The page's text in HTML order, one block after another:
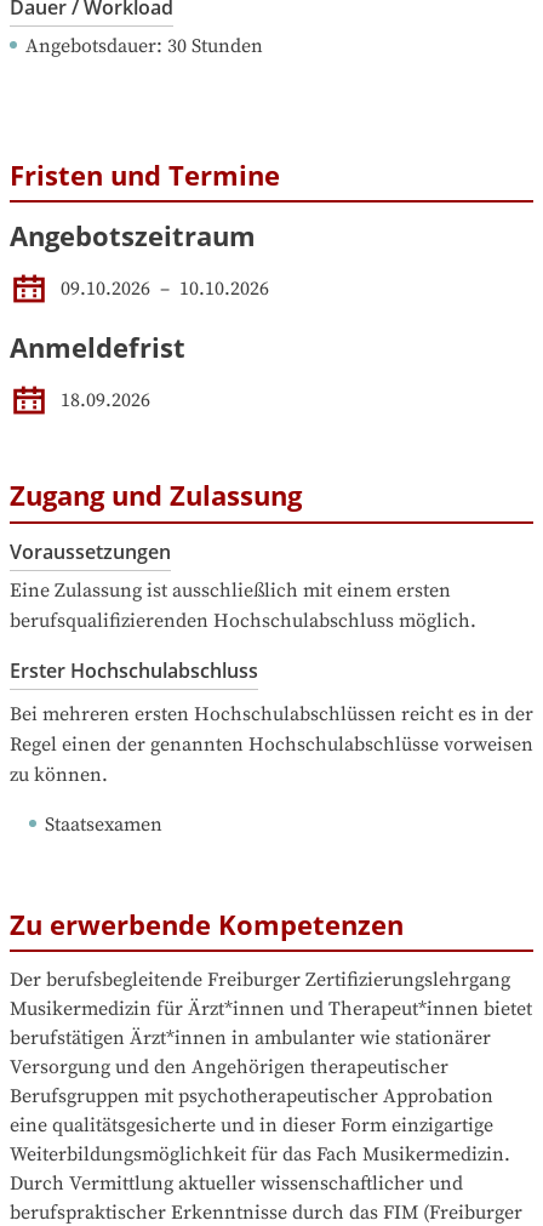
Dauer / Workload
Angebotsdauer: 30 Stunden
Fristen und Termine
Angebotszeitraum
09.10.2026 – 10.10.2026
Anmeldefrist
18.09.2026
Zugang und Zulassung
Voraussetzungen
Eine Zulassung ist ausschließlich mit einem ersten
berufsqualifizierenden Hochschulabschluss möglich.
Erster Hochschulabschluss
Bei mehreren ersten Hochschulabschlüssen reicht es in der
Regel einen der genannten Hochschulabschlüsse vorweisen
zu können.
Staatsexamen
Zu erwerbende Kompetenzen
Der berufsbegleitende Freiburger Zertifizierungslehrgang
Musikermedizin für Ärzt*innen und Therapeut*innen bietet
berufstätigen Ärzt*innen in ambulanter wie stationärer
Versorgung und den Angehörigen therapeutischer
Berufsgruppen mit psychotherapeutischer Approbation
eine qualitätsgesicherte und in dieser Form einzigartige
Weiterbildungsmöglichkeit für das Fach Musikermedizin.
Durch Vermittlung aktueller wissenschaftlicher und
berufspraktischer Erkenntnisse durch das FIM (Freiburger